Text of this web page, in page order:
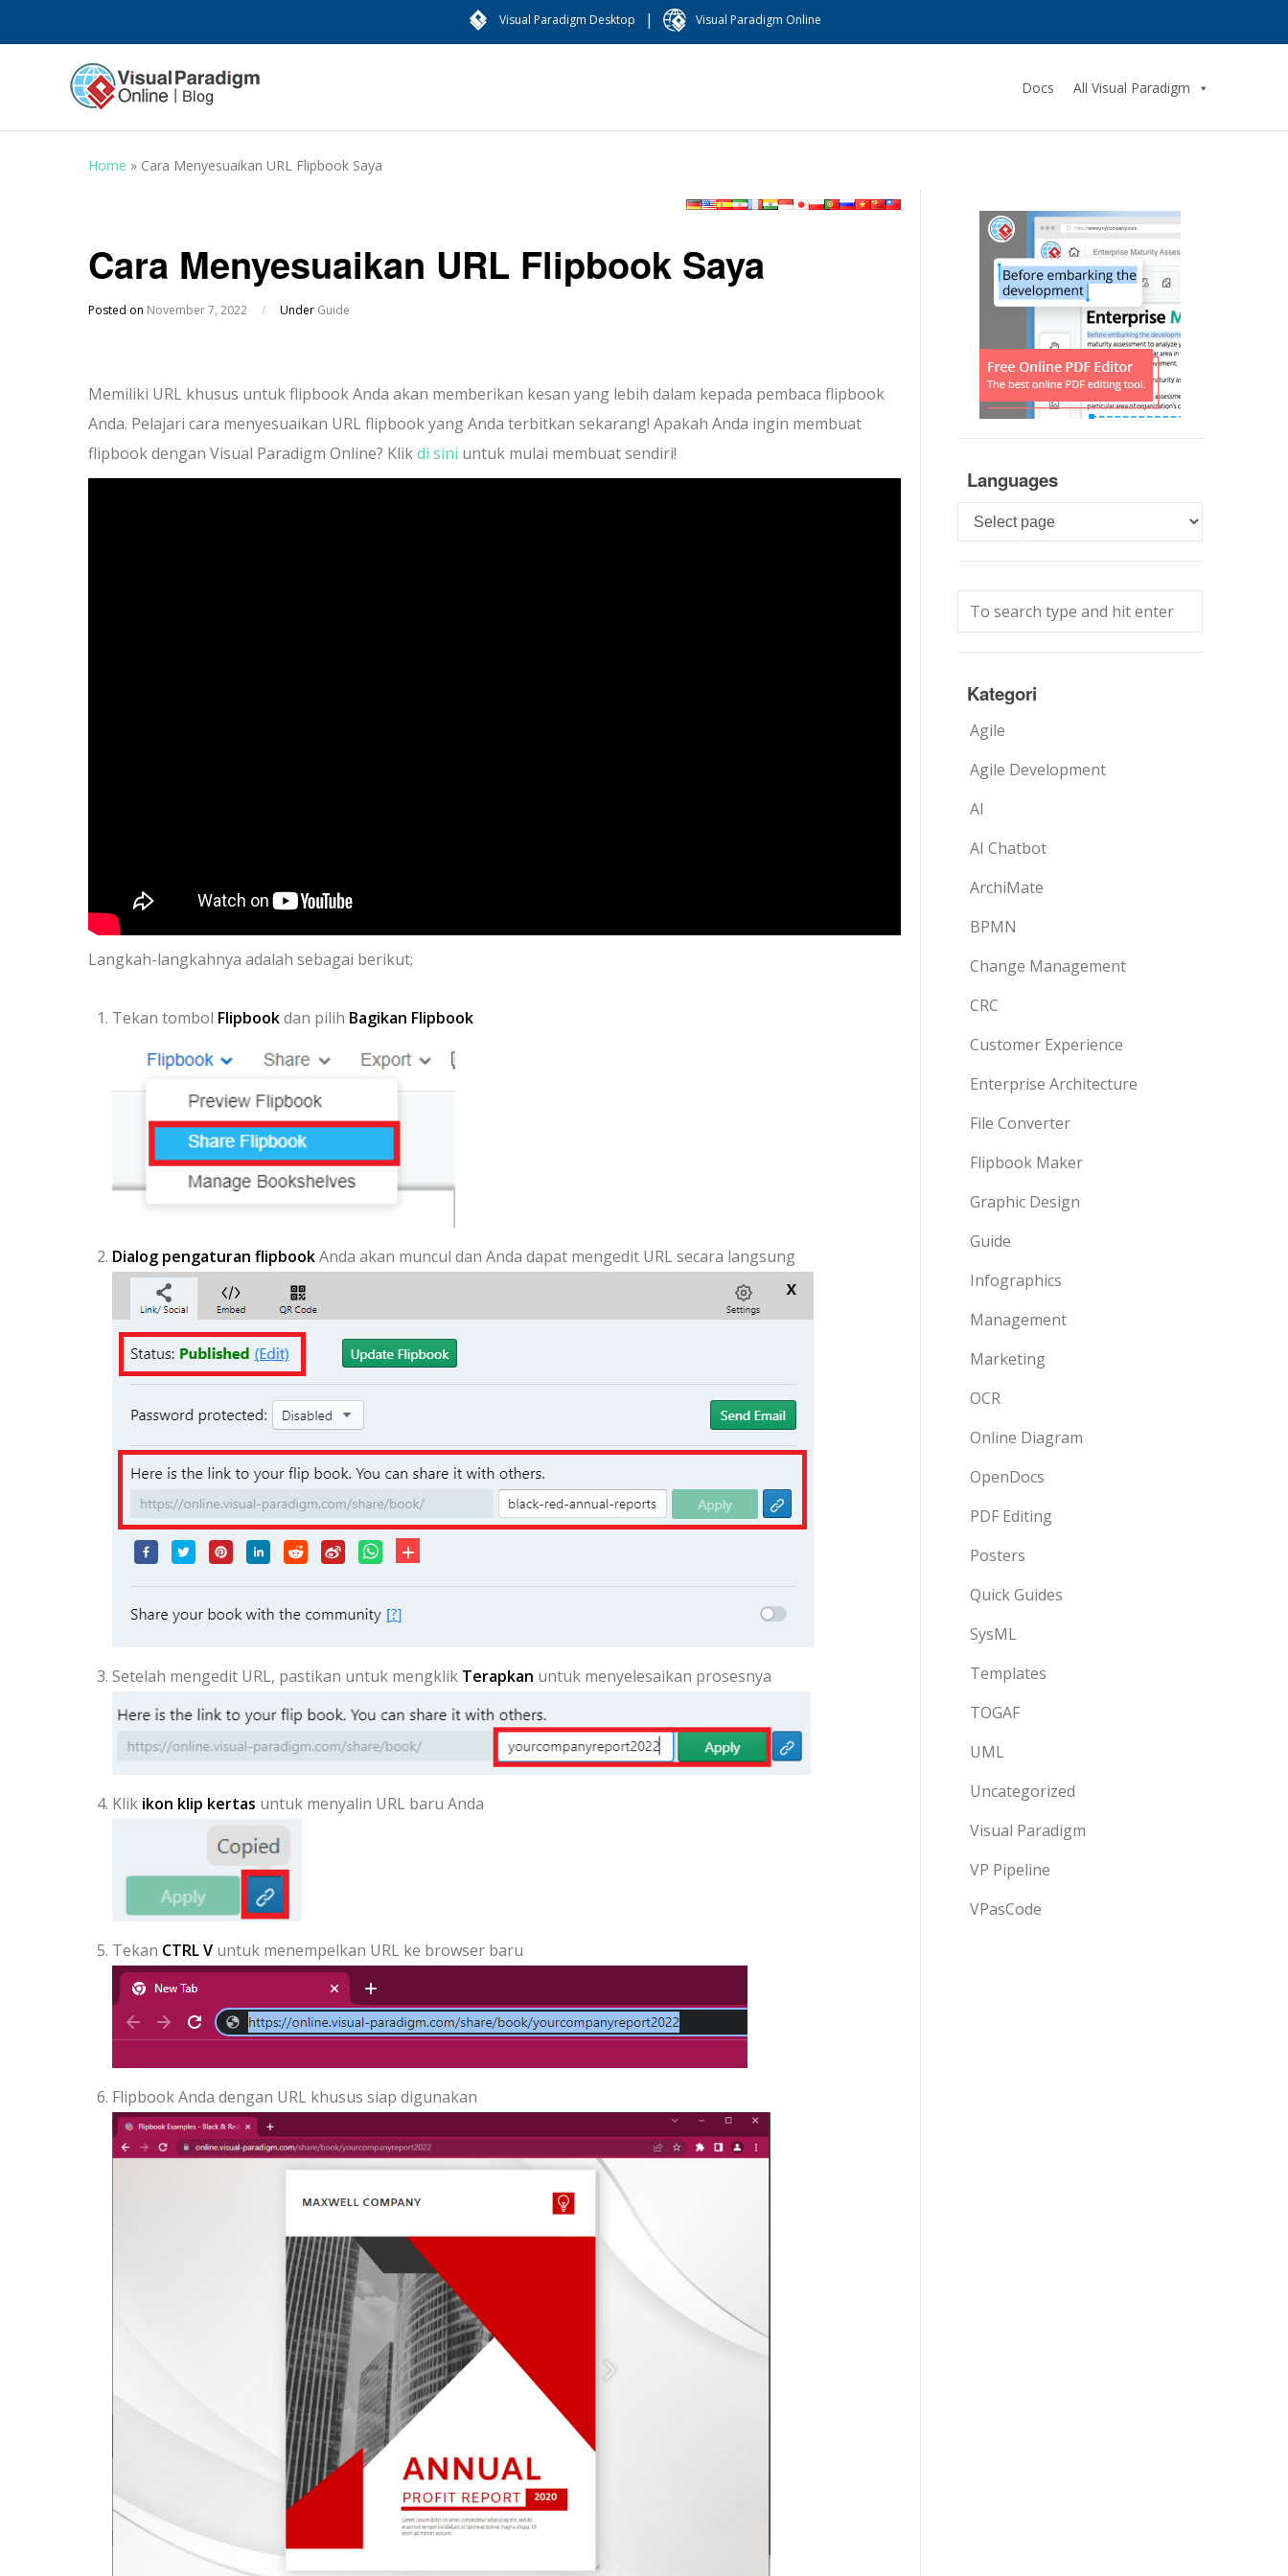
Visual Paradigm Desktop | Visual Paradigm Online
Docs All Visual Paradigm
Home » Cara Menyesuaikan URL Flipbook Saya
Cara Menyesuaikan URL Flipbook Saya
Posted on November 7, 2022 / Under Guide
Memiliki URL khusus untuk flipbook Anda akan memberikan kesan yang lebih dalam kepada pembaca flipbook
Anda. Pelajari cara menyesuaikan URL flipbook yang Anda terbitkan sekarang! Apakah Anda ingin membuat
flipbook dengan Visual Paradigm Online? Klikdi sini untuk mulai membuat sendiri!
Langkah-langkahnya adalah sebagai berikut;
Tekan tombol Flipbookdan pilih Bagikan Flipbook
Dialog pengaturan flipbookAnda akan muncul dan Anda dapat mengedit URL secara langsung
Setelah mengedit URL, pastikan untuk mengklik Terapkan untuk menyelesaikan prosesnya
Klik ikon klip kertas untuk menyalin URL baru Anda
Tekan CTRL V untuk menempelkan URL ke browser baru
Flipbook Anda dengan URL khusus siap digunakan
Languages
Languages
Kategori
Agile
Agile Development
AI
AI Chatbot
ArchiMate
BPMN
Change Management
CRC
Customer Experience
Enterprise Architecture
File Converter
Flipbook Maker
Graphic Design
Guide
Infographics
Management
Marketing
OCR
Online Diagram
OpenDocs
PDF Editing
Posters
Quick Guides
SysML
Templates
TOGAF
UML
Uncategorized
Visual Paradigm
VP Pipeline
VPasCode